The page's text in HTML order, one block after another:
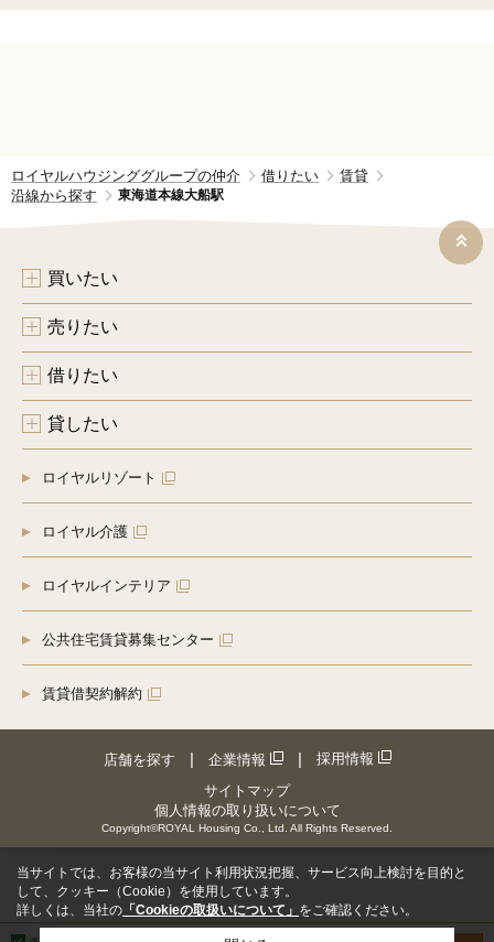
ロイヤルハウジンググループの仲介 借りたい
賃貸
沿線から探す
東海道本線大船駅
買いたい
売りたい
借りたい
貸したい
ロイヤルリゾート
ロイヤル介護
ロイヤルインテリア
公共住宅賃貸募集センター
賃貸借契約解約
店舗を探す 企業情報
採用情報
サイトマップ
個人情報の取り扱いについて
Copyright©ROYAL Housing Co., Ltd. All Rights Reserved.
当サイトでは、お客様の当サイト利用状況把握、サービス向上検討を目的と
して、クッキー（Cookie）を使用しています。
詳しくは、当社の 「Cookieの取扱いについて」 をご確認ください。